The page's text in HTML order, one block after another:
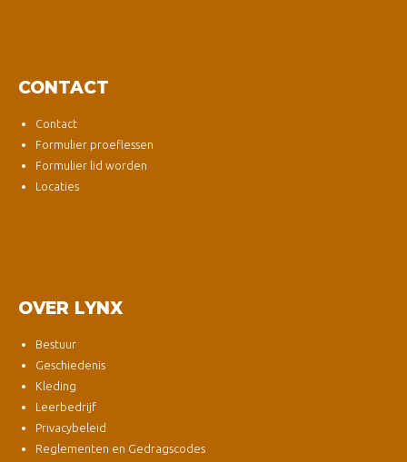
CONTACT
Contact
Formulier proeflessen
Formulier lid worden
Locaties
OVER LYNX
Bestuur
Geschiedenis
Kleding
Leerbedrijf
Privacybeleid
Reglementen en Gedragscodes